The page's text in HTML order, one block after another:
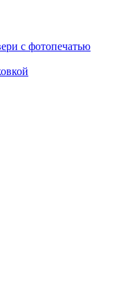
с фотопечатью